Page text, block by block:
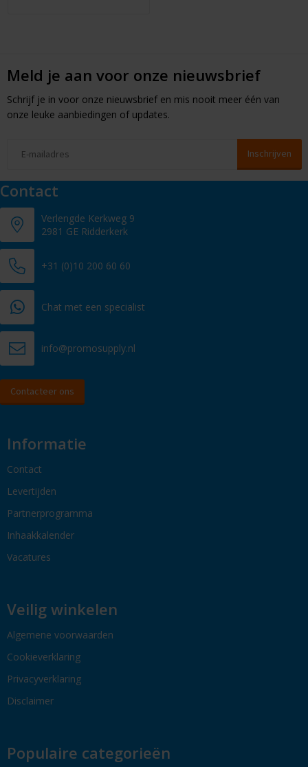
Meld je aan voor onze nieuwsbrief
Schrijf je in voor onze nieuwsbrief en mis nooit meer één van
onze leuke aanbiedingen of updates.
Contact
Verlengde Kerkweg 9
2981 GE Ridderkerk
+31 (0)10 200 60 60
Chat met een specialist
info@promosupply.nl
Contacteer ons
Informatie
Contact
Levertijden
Partnerprogramma
Inhaakkalender
Vacatures
Veilig winkelen
Algemene voorwaarden
Cookieverklaring
Privacyverklaring
Disclaimer
Populaire categorieën